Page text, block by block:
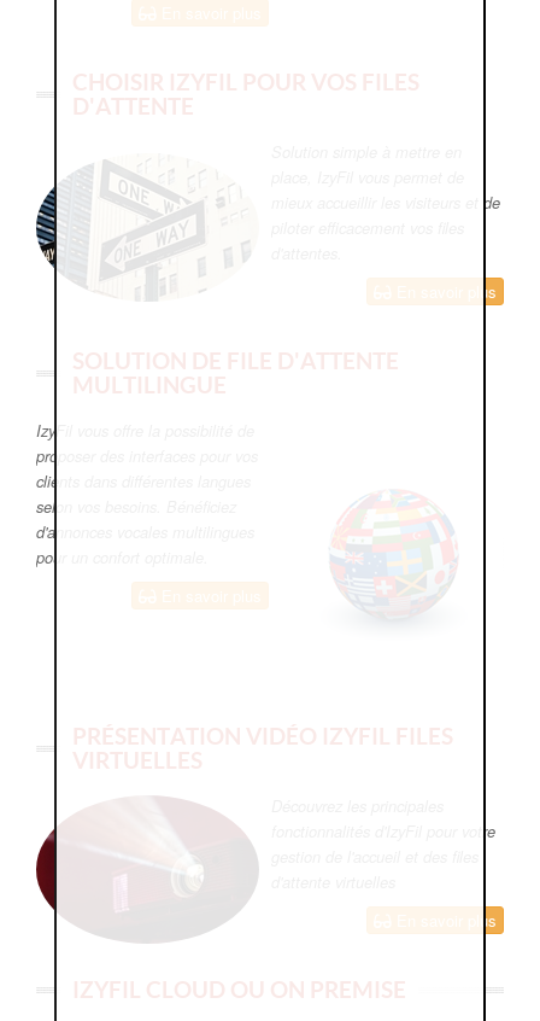
CHOISIR IZYFIL POUR VOS FILES
D'ATTENTE
mieux accueillir les visiteurs et de
En savoir plus
SOLUTION DE FILE D'ATTENTE
MULTILINGUE
IzyFil vous offre la possibilité de
proposer des interfaces pour vos
clients dans différentes langues
selon vos besoins. Bénéficiez
d'annonces vocales multilingues
pour un confort optimale.
PRÉSENTATION VIDÉO IZYFIL FILES
VIRTUELLES
fonctionnalités d'IzyFil pour votre
En savoir plus
IZYFIL CLOUD OU ON PREMISE